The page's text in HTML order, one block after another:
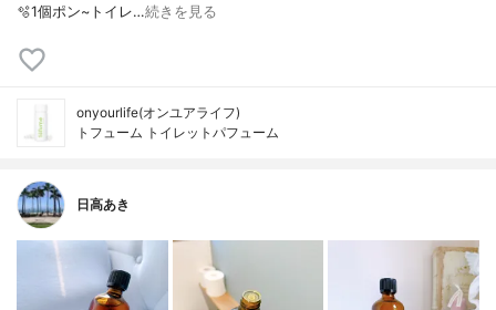
🫧1個ポン~トイレ…続きを見る
onyourlife(オンユアライフ)
トフューム トイレットパフューム
日高あき